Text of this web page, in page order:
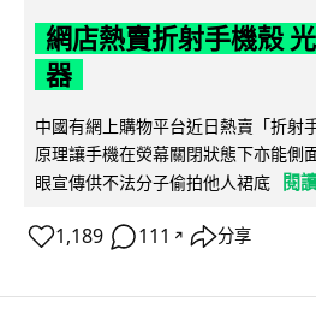
網店熱賣折射手機殼
器
中國有網上購物平台近日熱賣「折射
原理讓手機在熒幕關閉狀態下亦能側
眼宣傳供不法分子偷拍他人裙底
閱
1,189 111 ↗ 分享